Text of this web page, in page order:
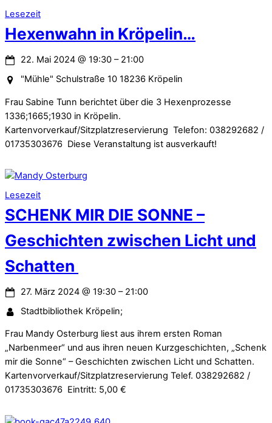
Lesezeit
Hexenwahn in Kröpelin…
22. Mai 2024 @19:30 – 21:00
"Mühle" Schulstraße 10 18236 Kröpelin
Frau Sabine Tunn berichtet über die 3 Hexenprozesse
1336;1665;1930 in Kröpelin.
Kartenvorverkauf/Sitzplatzreservierung Telefon: 038292682 /
01735303676 Diese Veranstaltung ist ausverkauft!
Lesezeit
SCHENK MIR DIE SONNE –
Geschichten zwischen Licht und
Schatten
27. März 2024 @19:30 – 21:00
Stadtbibliothek Kröpelin;
Frau Mandy Osterburg liest aus ihrem ersten Roman
„Narbenmeer“ und aus ihren neuen Kurzgeschichten, „Schenk
mir die Sonne“ – Geschichten zwischen Licht und Schatten.
Kartenvorverkauf/Sitzplatzreservierung Telef. 038292682 /
01735303676 Eintritt: 5,00 €